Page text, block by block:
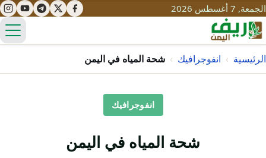
الجمعة, 7 أغسطس 2026
الرئيسية › انفوجرافيك › شحة المياه في اليمن
انفوجرافيك
شحة المياه في اليمن